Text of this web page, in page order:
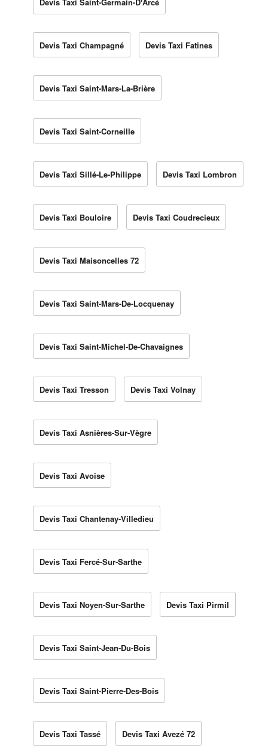
Devis Taxi Champagné Devis Taxi Fatines
Devis Taxi Saint-Mars-La-Brière
Devis Taxi Saint-Corneille
Devis Taxi Sillé-Le-Philippe Devis Taxi Lombron
Devis Taxi Bouloire Devis Taxi Coudrecieux
Devis Taxi Maisoncelles 72
Devis Taxi Saint-Mars-De-Locquenay
Devis Taxi Saint-Michel-De-Chavaignes
Devis Taxi Tresson Devis Taxi Volnay
Devis Taxi Asnières-Sur-Vègre
Devis Taxi Avoise
Devis Taxi Chantenay-Villedieu
Devis Taxi Fercé-Sur-Sarthe
Devis Taxi Noyen-Sur-Sarthe Devis Taxi Pirmil
Devis Taxi Saint-Jean-Du-Bois
Devis Taxi Saint-Pierre-Des-Bois
Devis Taxi Tassé Devis Taxi Avezé 72